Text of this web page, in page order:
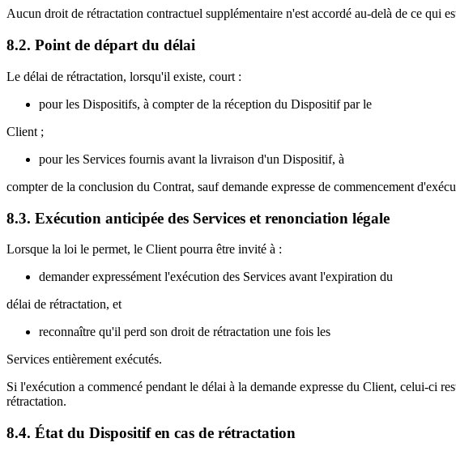
Aucun droit de rétractation contractuel supplémentaire n'est accordé au‑delà de ce qui
8.2. Point de départ du délai
Le délai de rétractation, lorsqu'il existe, court :
pour les Dispositifs, à compter de la réception du Dispositif par le
Client ;
pour les Services fournis avant la livraison d'un Dispositif, à
compter de la conclusion du Contrat, sauf demande expresse de commencement
8.3. Exécution anticipée des Services et renonciation légale
Lorsque la loi le permet, le Client pourra être invité à :
demander expressément l'exécution des Services avant l'expiration du
délai de rétractation, et
reconnaître qu'il perd son droit de rétractation une fois les
Services entièrement exécutés.
Si l'exécution a commencé pendant le délai à la demande expresse du Client, celui‑ci
rétractation.
8.4. État du Dispositif en cas de rétractation